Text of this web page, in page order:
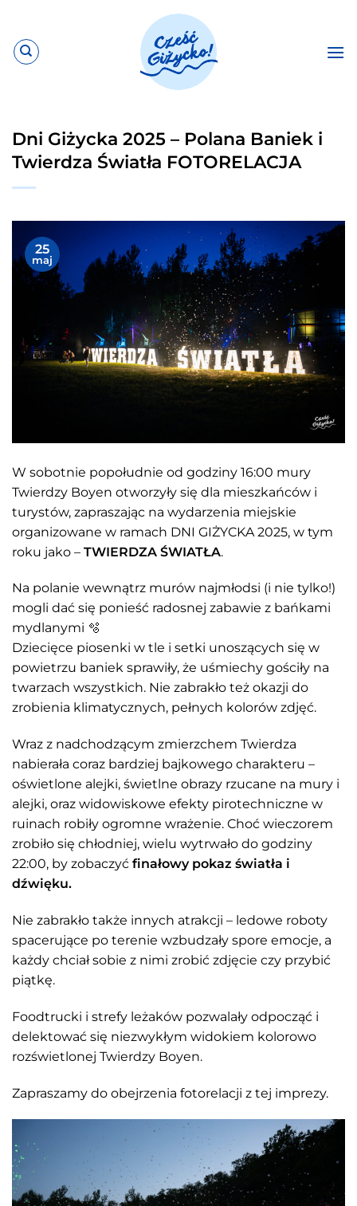
zawartości
Dni Giżycka 2025 – Polana Baniek i
Twierdza Światła FOTORELACJA
25
maj
W sobotnie popołudnie od godziny 16:00 mury
Twierdzy Boyen otworzyły się dla mieszkańców i
turystów, zapraszając na wydarzenia miejskie
organizowane w ramach DNI GIŻYCKA 2025, w tym
roku jako – TWIERDZA ŚWIATŁA.
Na polanie wewnątrz murów najmłodsi (i nie tylko!)
mogli dać się ponieść radosnej zabawie z bańkami
mydlanymi 🫧
Dziecięce piosenki w tle i setki unoszących się w
powietrzu baniek sprawiły, że uśmiechy gościły na
twarzach wszystkich. Nie zabrakło też okazji do
zrobienia klimatycznych, pełnych kolorów zdjęć.
Wraz z nadchodzącym zmierzchem Twierdza
nabierała coraz bardziej bajkowego charakteru –
oświetlone alejki, świetlne obrazy rzucane na mury i
alejki, oraz widowiskowe efekty pirotechniczne w
ruinach robiły ogromne wrażenie. Choć wieczorem
zrobiło się chłodniej, wielu wytrwało do godziny
22:00, by zobaczyć finałowy pokaz światła i
dźwięku.
Nie zabrakło także innych atrakcji – ledowe roboty
spacerujące po terenie wzbudzały spore emocje, a
każdy chciał sobie z nimi zrobić zdjęcie czy przybić
piątkę.
Foodtrucki i strefy leżaków pozwalały odpocząć i
delektować się niezwykłym widokiem kolorowo
rozświetlonej Twierdzy Boyen.
Zapraszamy do obejrzenia fotorelacji z tej imprezy.